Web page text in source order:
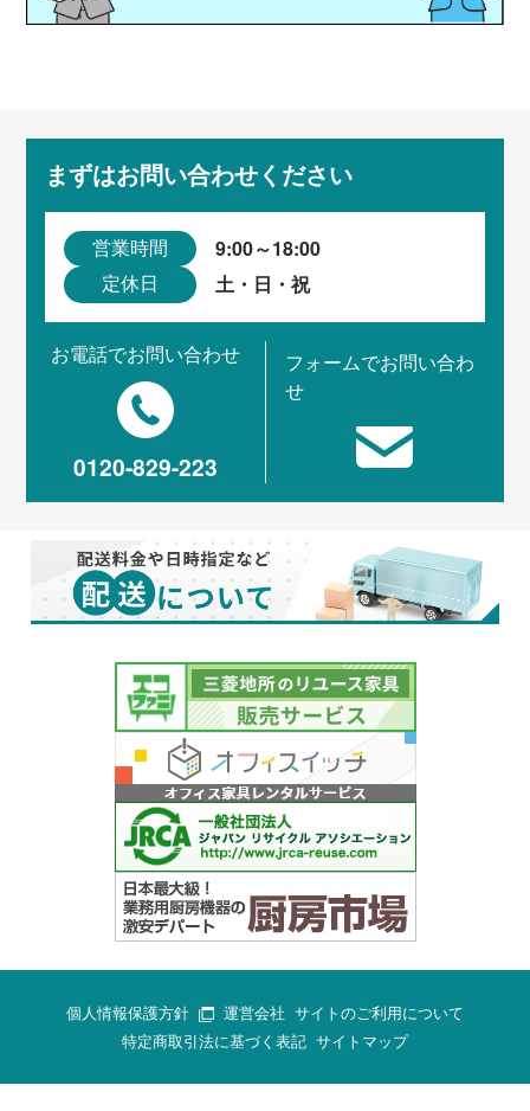
まずはお問い合わせください
営業時間 9:00～18:00
定休日 土・日・祝
お電話でお問い合わせ
0120-829-223
フォームでお問い合わ
せ
個人情報保護方針 運営会社 サイトのご利用について
特定商取引法に基づく表記 サイトマップ